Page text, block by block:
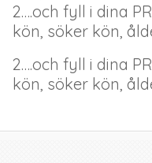
2….och fyll i dina
kön, söker kön,
2….och fyll i dina
kön, söker kön,